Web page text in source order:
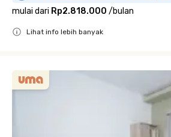
mulai dari Rp2.818.000 /bulan
Lihat info lebih banyak